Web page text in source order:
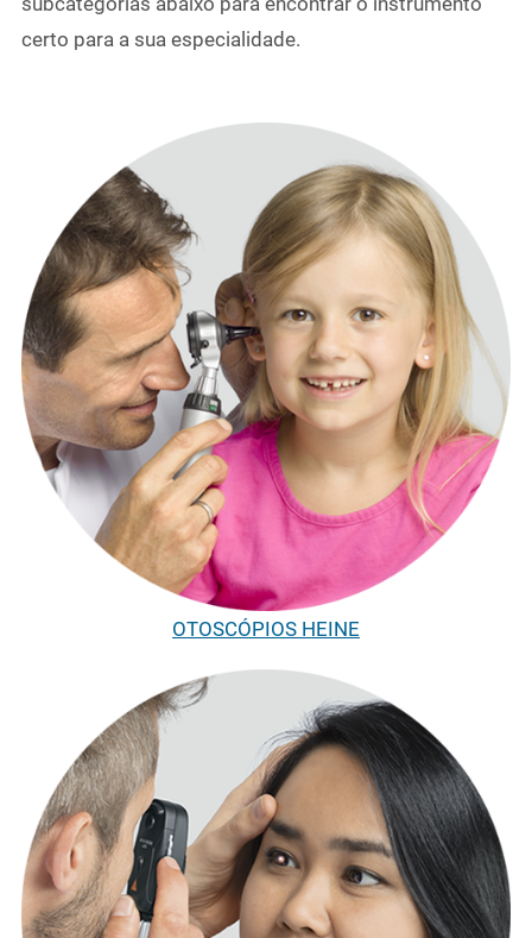
certo para a sua especialidade.
OTOSCÓPIOS HEINE